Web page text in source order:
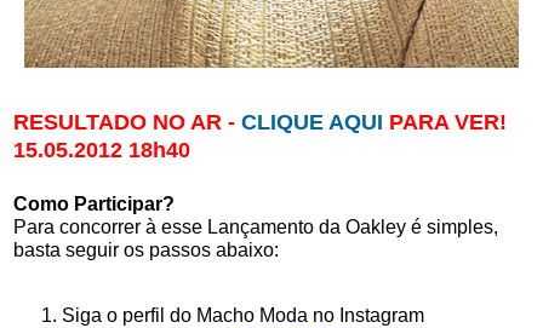
RESULTADO NO AR - CLIQUE AQUI PARA VER!
15.05.2012 18h40
Como Participar?
Para concorrer à esse Lançamento da Oakley é simples,
basta seguir os passos abaixo:
Siga o perfil do Macho Moda no Instagram